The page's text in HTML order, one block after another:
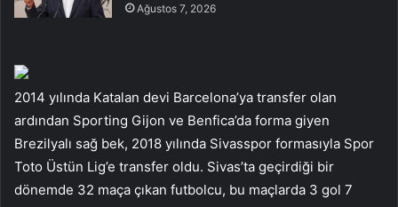
Ağustos 7, 2026
2014 yılında Katalan devi Barcelona’ya transfer olan
ardından Sporting Gijon ve Benfica’da forma giyen
Brezilyalı sağ bek, 2018 yılında Sivasspor formasıyla Spor
Toto Üstün Lig’e transfer oldu. Sivas’ta geçirdiği bir
dönemde 32 maça çıkan futbolcu, bu maçlarda 3 gol 7